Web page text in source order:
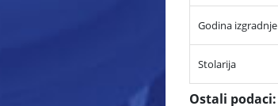
Godina izgradnje
Stolarija
Ostali podaci: